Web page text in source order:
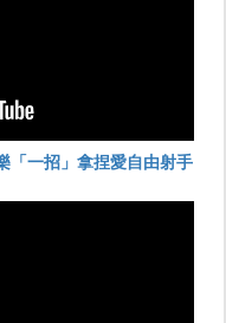
「一招」拿捏愛自由射手